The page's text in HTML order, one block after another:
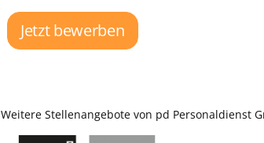
Jetzt bewerben
Weitere Stellenangebote von pd Personaldienst